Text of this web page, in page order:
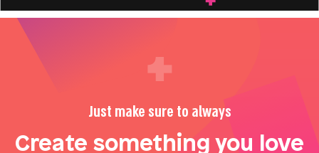
Just make sure to always
Create something you love